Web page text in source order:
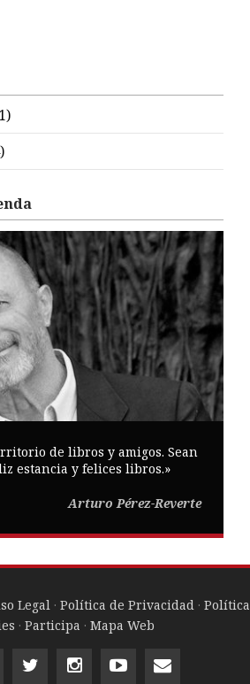
de libros y amigos. Sean
estancia y felices libros.»
Arturo Pérez-Reverte
Legal · Política de Privacidad · Política
· Participa · Mapa Web